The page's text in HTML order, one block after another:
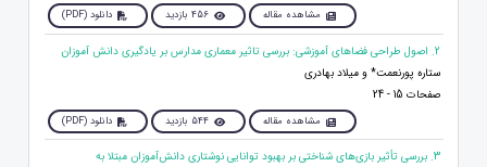
مشاهده مقاله 456 بازدید دانلود (PDF)
2. اصول طراحی فضاهای آموزشی: بررسی تاثیر معماری مدارس بر یادگیری دانش آموزان
ستاره پورنعمت* و میلاد بهادری
صفحات 15 - 24
مشاهده مقاله 544 بازدید دانلود (PDF)
3. بررسی تأثیر بازی‌های شناختی بر بهبود توانایی نوشتاری دانش‌آموزان مبتلا به